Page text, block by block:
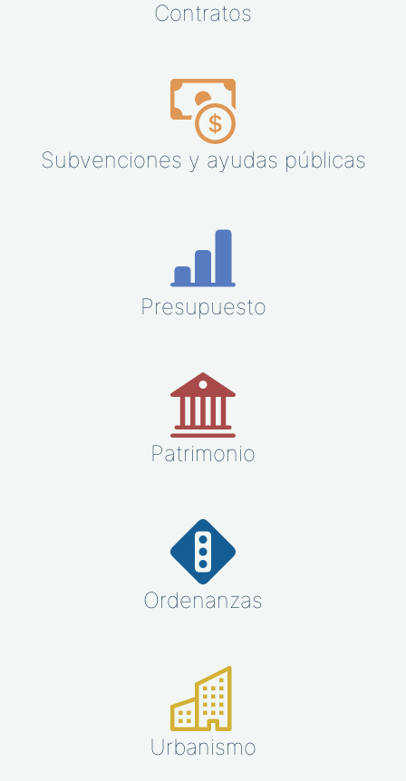
Contratos
Subvenciones y ayudas públicas
Presupuesto
Patrimonio
Ordenanzas
Urbanismo